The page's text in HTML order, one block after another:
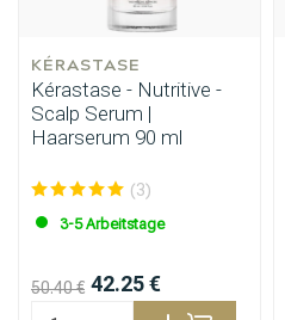
KÉRASTASE
Kérastase - Nutritive -
Scalp Serum |
Haarserum 90 ml
(3)
3-5 Arbeitstage
50.40 € 42.25 €